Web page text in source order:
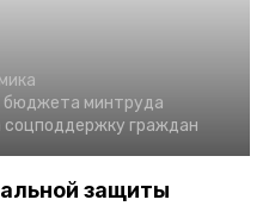
бюджета минтруда
соцподдержку граждан
защиты